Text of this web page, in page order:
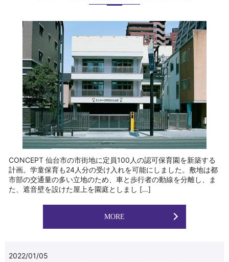
CONCEPT 仙台市の市街地に定員100人の認可保育園を新築する
計画。学童保育も24人分の受け入れを可能にしました。敷地は都
市部の交通量の多い立地のため、車と歩行者の動線を分離し、ま
た、遮音壁を設けた屋上を園庭としまし […]
MORE
2022/01/05